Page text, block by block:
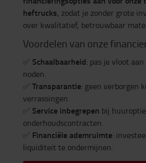
heftrucks, zodat je zonder grote
over kwalitatief, betrouwbaar
Voordelen van onze
✅ Schaalbaarheid: pas je vloot
noden.
✅ Transparantie: geen verborgen
verrassingen.
✅ Service inbegrepen bij
onderhoudscontracten.
✅ Financiële ademruimte:
liquiditeit te ondermijnen.